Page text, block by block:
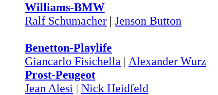
Williams-BMW
Ralf Schumacher | Jenson Button
Benetton-Playlife
Giancarlo Fisichella | Alexander Wurz
Prost-Peugeot
Jean Alesi | Nick Heidfeld